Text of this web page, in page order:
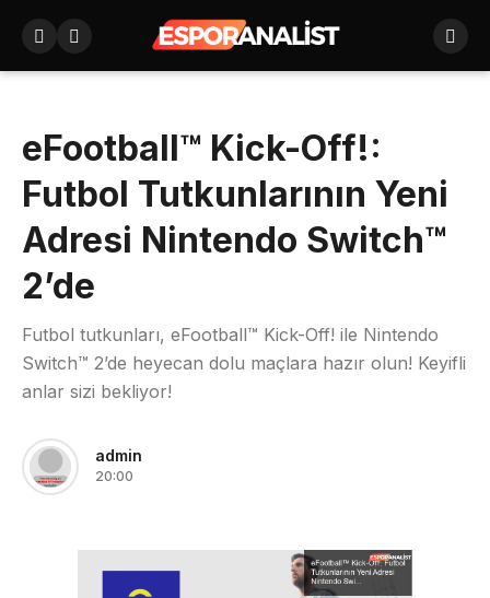
eFootball™ Kick-Off!:
Futbol Tutkunlarının Yeni
Adresi Nintendo Switch™
2’de
Futbol tutkunları, eFootball™ Kick-Off! ile Nintendo
Switch™ 2’de heyecan dolu maçlara hazır olun! Keyifli
anlar sizi bekliyor!
admin
20:00